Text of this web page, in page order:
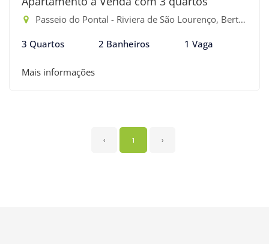
Passeio do Pontal - Riviera de São Lourenço, Bertioga-SP
3 Quartos 2 Banheiros 1 Vaga
Mais informações
‹ 1 ›